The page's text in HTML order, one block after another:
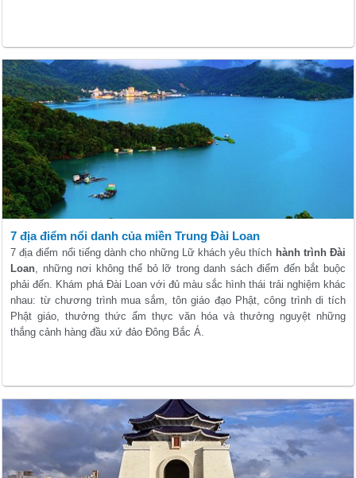
7 địa điểm nổi danh của miền Trung Đài Loan
7 địa điểm nổi tiếng dành cho những Lữ khách yêu thích hành trình Đài
Loan, những nơi không thể bỏ lỡ trong danh sách điểm đến bắt buộc
phải đến. Khám phá Đài Loan với đủ màu sắc hình thái trải nghiệm khác
nhau: từ chương trình mua sắm, tôn giáo đạo Phật, công trình di tích
Phật giáo, thưởng thức ẩm thực văn hóa và thưởng nguyệt những
thắng cảnh hàng đầu xứ đảo Đông Bắc Á.